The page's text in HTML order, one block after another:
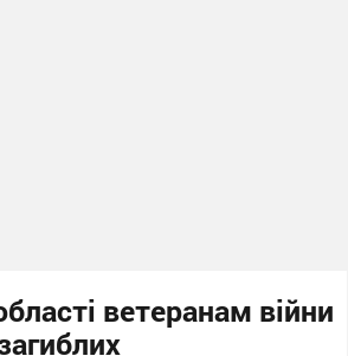
ветеранам війни